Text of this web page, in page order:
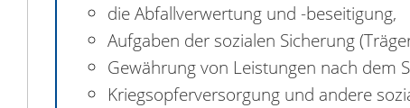
die Abfallverwertung und -beseitigung,
Aufgaben der sozialen Sicherung
Gewährung von Leistungen nach dem
Kriegsopferversorgung und andere